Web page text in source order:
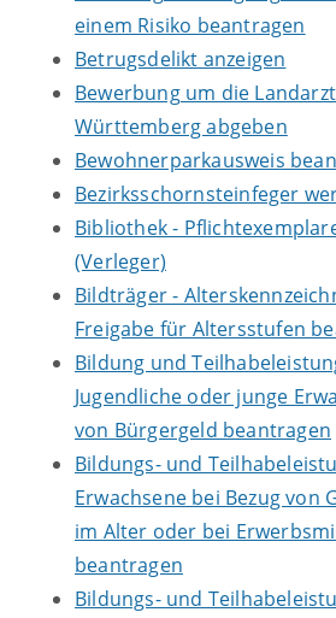
einem Risiko beantragen
Betrugsdelikt anzeigen
Bewerbung um die
Württemberg abgeben
Bewohnerparkausweis
Bezirksschornsteinfeger
Bibliothek -
(Verleger)
Bildträger -
Freigabe für Altersstufen
Bildung und
Jugendliche oder junge
von Bürgergeld beantragen
Bildungs- und
Erwachsene bei Bezug von
im Alter oder bei
beantragen
Bildungs- und